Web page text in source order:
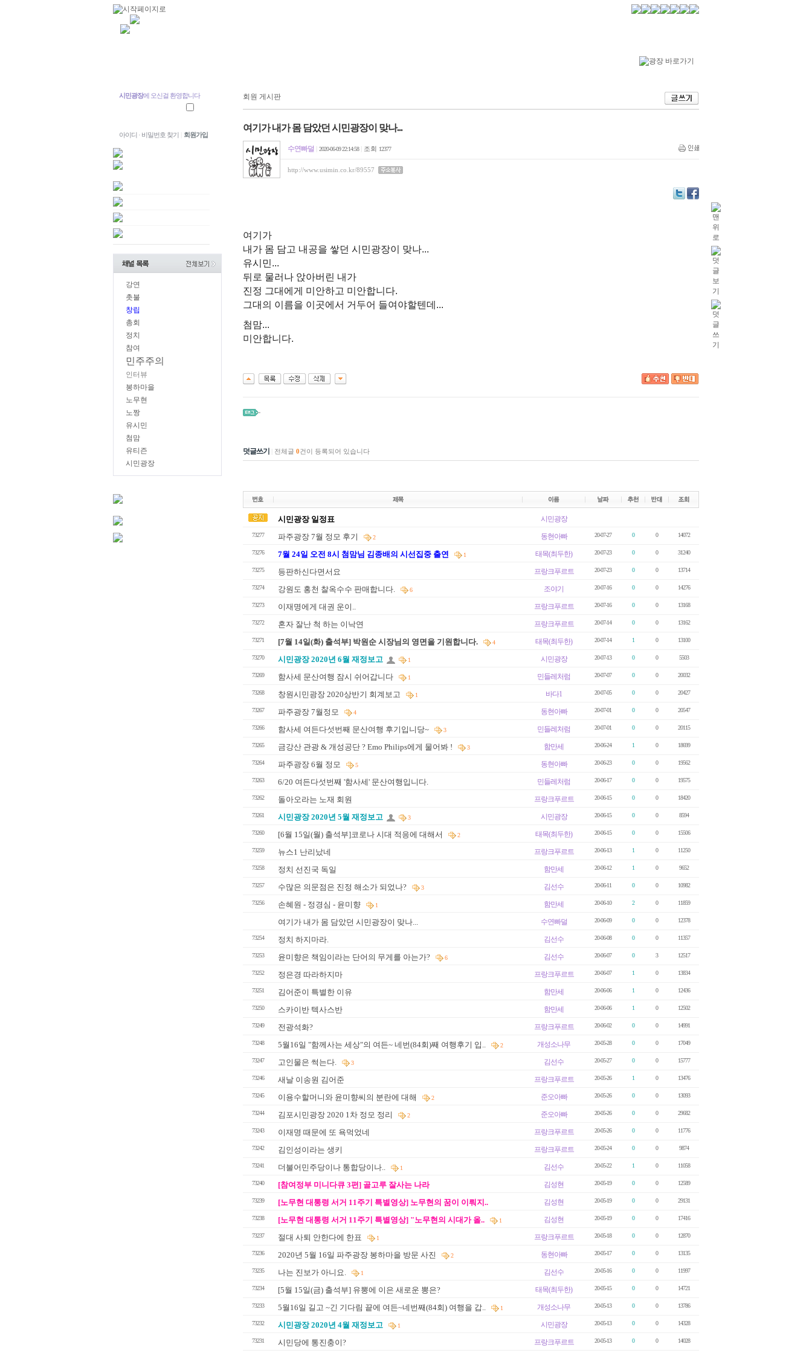
시민광장에 오신걸 환영합니다
아이디 · 비밀번호 찾기 회원가입
강연
촛불
창립
총회
정치
참여
민주주의
인터뷰
봉하마을
노무현
노짱
유시민
첨맘
유티즌
시민광장
회원 게시판
여기가 내가 몸 담았던 시민광장이 맞나...
수연빠덜 2020-06-09 22:14:58 조회 12377
http://www.usimin.co.kr/89557
여기가
내가 몸 담고 내공을 쌓던 시민광장이 맞나...
유시민...
뒤로 물러나 앉아버린 내가
진정 그대에게 미안하고 미안합니다.
그대의 이름을 이곳에서 거두어 들여야할텐데...
첨맘...
미안합니다.
덧글쓰기 전체글 0건이 등록되어 있습니다
시민광장 일정표 시민광장
73277 파주광장 7월 정모 후기 2 동현아빠 20-07-27 0 0 14072
73276 7월 24일 오전 8시 첨맘님 김종배의 시선집중 출연 1 태목(최두한) 20-07-23 0 0 31240
73275 등판하신다면서요 프랑크푸르트 20-07-23 0 0 13714
73274 강원도 홍천 찰옥수수 판매합니다. 6 조야기 20-07-16 0 0 14276
73273 이재명에게 대권 운이.. 프랑크푸르트 20-07-16 0 0 13168
73272 혼자 잘난 척 하는 이낙연 프랑크푸르트 20-07-14 0 0 13162
73271 [7월 14일(화) 출석부] 박원순 시장님의 영면을 기원합니다. 4 태목(최두한) 20-07-14 1 0 13100
73270 시민광장 2020년 6월 재정보고 1 시민광장 20-07-13 0 0 5503
73269 함사세 문산여행 잠시 쉬어갑니다 1 민들레처럼 20-07-07 0 0 20032
73268 창원시민광장 2020상반기 회계보고 1 바다1 20-07-05 0 0 20427
73267 파주광장 7월정모 4 동현아빠 20-07-01 0 0 20547
73266 함사세 여든다섯번째 문산여행 후기입니당~ 3 민들레처럼 20-07-01 0 0 20115
73265 금강산 관광 & 개성공단 ? Emo Philips에게 물어봐 ! 3 함만세 20-06-24 1 0 18699
73264 파주광장 6월 정모 5 동현아빠 20-06-23 0 0 19562
73263 6/20 여든다섯번째 '함사세' 문산여행입니다. 민들레처럼 20-06-17 0 0 19575
73262 돌아오라는 노재 회원 프랑크푸르트 20-06-15 0 0 18420
73261 시민광장 2020년 5월 재정보고 3 시민광장 20-06-15 0 0 8594
73260 [6월 15일(월) 출석부]코로나 시대 적응에 대해서 2 태목(최두한) 20-06-15 0 0 15506
73259 뉴스1 난리났네 프랑크푸르트 20-06-13 1 0 11250
73258 정치 선진국 독일 함만세 20-06-12 1 0 9652
73257 수많은 의문점은 진정 해소가 되었나? 3 김선수 20-06-11 0 0 10982
73256 손혜원 - 정경심 - 윤미향 1 함만세 20-06-10 2 0 11859
여기가 내가 몸 담았던 시민광장이 맞나... 수연빠덜 20-06-09 0 0 12378
73254 정치 하지마라. 김선수 20-06-08 0 0 11357
73253 윤미향은 책임이라는 단어의 무게를 아는가? 6 김선수 20-06-07 0 3 12517
73252 정은경 따라하지마 프랑크푸르트 20-06-07 1 0 13834
73251 김어준이 특별한 이유 함만세 20-06-06 1 0 12436
73250 스카이반 텍사스반 함만세 20-06-06 1 0 12502
73249 전광석화? 프랑크푸르트 20-06-02 0 0 14991
73248 5월16일 "함께사는 세상"의 여든~ 네번(84회)째 여행후기 입.. 2 개성소나무 20-05-28 0 0 17049
73247 고인물은 썩는다. 3 김선수 20-05-27 0 0 15777
73246 새날 이송원 김어준 프랑크푸르트 20-05-26 1 0 13476
73245 이용수할머니와 윤미향씨의 분란에 대해 2 준오아빠 20-05-26 0 0 13093
73244 김포시민광장 2020 1차 정모 정리 2 준오아빠 20-05-26 0 0 29682
73243 이재명 때문에 또 욕먹었네 프랑크푸르트 20-05-26 0 0 11776
73242 김인성이라는 생키 프랑크푸르트 20-05-24 0 0 9874
73241 더불어민주당이나 통합당이나.. 1 김선수 20-05-22 1 0 11058
73240 [참여정부 미니다큐 3편] 골고루 잘사는 나라 김성현 20-05-19 0 0 12589
73239 [노무현 대통령 서거 11주기 특별영상] 노무현의 꿈이 이뤄지.. 김성현 20-05-19 0 0 29131
73238 [노무현 대통령 서거 11주기 특별영상] "노무현의 시대가 올.. 1 김성현 20-05-19 0 0 17416
73237 절대 사퇴 안한다에 한표 1 프랑크푸르트 20-05-18 0 0 12870
73236 2020년 5월 16일 파주광장 봉하마을 방문 사진 2 동현아빠 20-05-17 0 0 13135
73235 나는 진보가 아니요. 1 김선수 20-05-16 0 0 11997
73234 [5월 15일(금) 출석부] 유뽕에 이은 새로운 뽕은? 태목(최두한) 20-05-15 0 0 14721
73233 5월16일 길고 ~긴 기다림 끝에 여든~네번째(84회) 여행을 갑.. 1 개성소나무 20-05-13 0 0 13786
73232 시민광장 2020년 4월 재정보고 1 시민광장 20-05-13 0 0 14328
73231 시민당에 통진충이? 프랑크푸르트 20-05-13 0 0 14028